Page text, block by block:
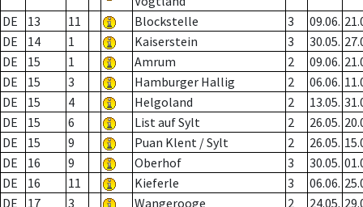
DE
13 11 Blockstelle 3 09.06.
DE
14 1 Kaiserstein 3 30.05.
DE
15 1 Amrum 2 09.06.
DE
15 3 Hamburger Hallig 2 06.06.
DE
15 4 Helgoland 2 13.05.
DE
15 6 List auf Sylt 2 26.05.
DE
15 9 Puan Klent / Sylt 2 26.05.
DE
16 9 Oberhof 3 30.05.
DE
16 11 Kieferle 3 06.06.
DE
17 3 Wangerooge 2 24.05.